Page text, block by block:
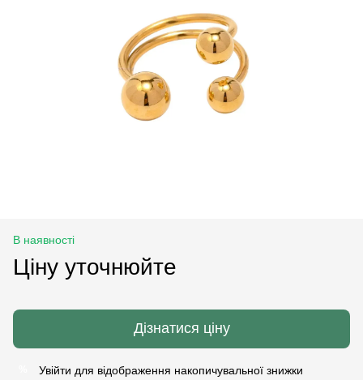
В наявності
Ціну уточнюйте
Дізнатися ціну
Увійти для відображення накопичувальної знижки